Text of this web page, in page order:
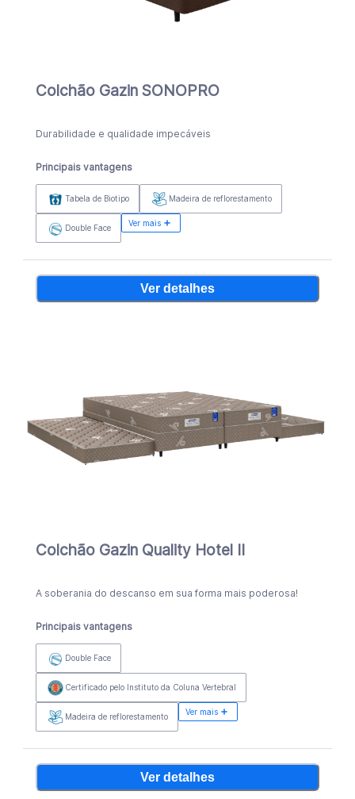
Colchão Gazin SONOPRO
Durabilidade e qualidade impecáveis
Principais vantagens
Tabela de Biotipo Madeira de reflorestamento
Double Face
Ver mais
Ver detalhes
Colchão Gazin Quality Hotel II
A soberania do descanso em sua forma mais poderosa!
Principais vantagens
Double Face
Certificado pelo Instituto da Coluna Vertebral
Madeira de reflorestamento
Ver mais
Ver detalhes